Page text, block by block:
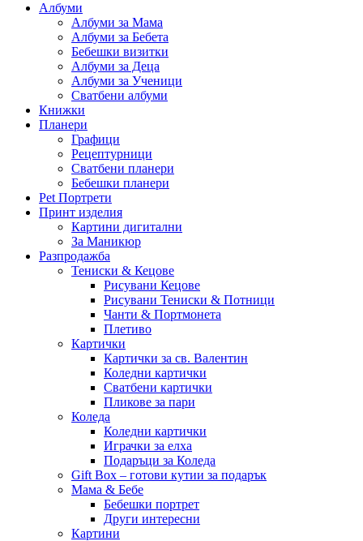
Албуми
Албуми за Мама
Албуми за Бебета
Бебешки визитки
Албуми за Деца
Албуми за Ученици
Сватбени албуми
Книжки
Планери
Графици
Рецептурници
Сватбени планери
Бебешки планери
Pet Портрети
Принт изделия
Картини дигитални
За Маникюр
Разпродажба
Тениски & Кецове
Рисувани Кецове
Рисувани Тениски & Потници
Чанти & Портмонета
Плетиво
Картички
Картички за св. Валентин
Коледни картички
Сватбени картички
Пликове за пари
Коледа
Коледни картички
Играчки за елха
Подаръци за Коледа
Gift Box – готови кутии за подарък
Мама & Бебе
Бебешки портрет
Други интересни
Картини